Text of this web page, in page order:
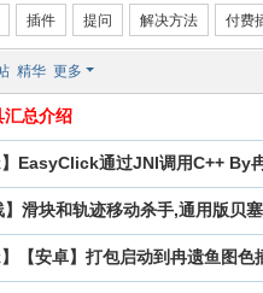
插件 提问 解决方法 付费
精华 更多
汇总介绍
】EasyClick通过JNI调用C++ By
】滑块和轨迹移动杀手,通用版贝
【安卓】打包启动到冉遗鱼图色